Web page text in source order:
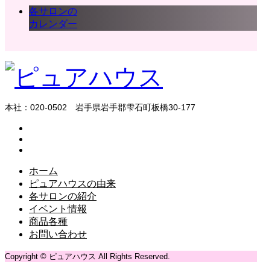
各サロンの
カレンダー
本社：020-0502 岩手県岩手郡雫石町板橋30-177
ホーム
ピュアハウスの由来
各サロンの紹介
イベント情報
商品各種
お問い合わせ
Copyright © ピュアハウス All Rights Reserved.